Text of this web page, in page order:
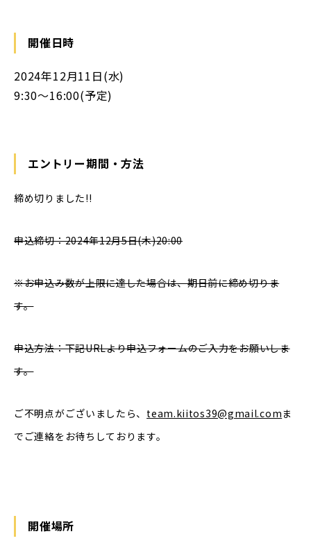
開催日時
2024年12月11日(水)
9:30〜16:00(予定)
エントリー期間・方法
締め切りました!!
申込締切：2024年12月5日(木)20:00
※お申込み数が上限に達した場合は、期日前に締め切りま
す。
申込方法：下記URLより申込フォームのご入力をお願いしま
す。
ご不明点がございましたら、 team.kiitos39@gmail.comま
でご連絡をお待ちしております。
開催場所